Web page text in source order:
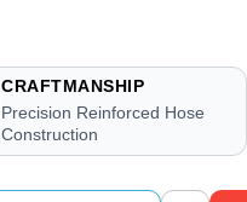
CRAFTMANSHIP
Precision Reinforced Hose
Construction